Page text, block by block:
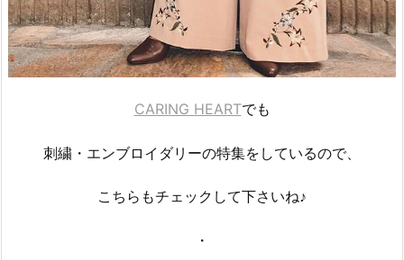
CARING HEARTでも
刺繍・エンブロイダリーの特集をしているので、
こちらもチェックして下さいね♪
・